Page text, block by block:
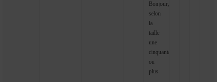
Bonjour,
selon
la
taille
une
cinquantaine
ou
plus